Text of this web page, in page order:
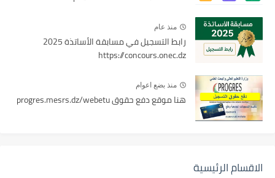
منذ عام
رابط التسجيل في مسابقة الأساتذة 2025
https://concours.onec.dz
منذ بضع اعوام
هنا موقع دفع حقوق progres.mesrs.dz/webetu
الاقسام الرئيسية